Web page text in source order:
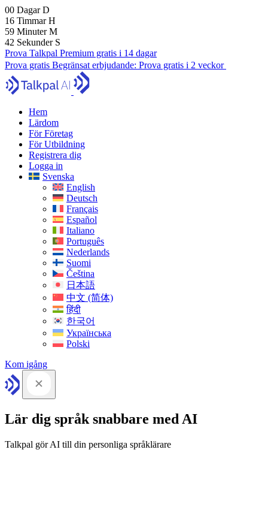
00 DagarD
16 TimmarH
59 MinuterM
41 Sekunder S
Prova Talkpal Premium gratis i 14 dagar
Prova gratis Begränsat erbjudande: Prova gratis i 2 veckor
Hem
Lärdom
För Företag
För Utbildning
Registrera dig
Logga in
Svenska
English
Deutsch
Français
Español
Italiano
Português
Nederlands
Suomi
Čeština
日本語
中文 (简体)
हिंदी
한국어
Українська
Polski
Kom igång
Lär dig språk snabbare med AI
Talkpal gör AI till din personliga språklärare